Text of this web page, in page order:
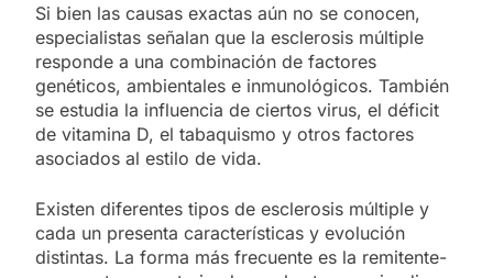
Si bien las causas exactas aún no se conocen,
especialistas señalan que la esclerosis múltiple
responde a una combinación de factores
genéticos, ambientales e inmunológicos. También
se estudia la influencia de ciertos virus, el déficit
de vitamina D, el tabaquismo y otros factores
asociados al estilo de vida.
Existen diferentes tipos de esclerosis múltiple y
cada un presenta características y evolución
distintas. La forma más frecuente es la remitente-